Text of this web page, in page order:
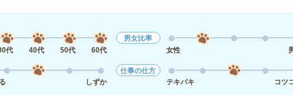
代 40代 50代 60代
男女比率
女性
しずか
仕事の仕方
テキパキ
コツ